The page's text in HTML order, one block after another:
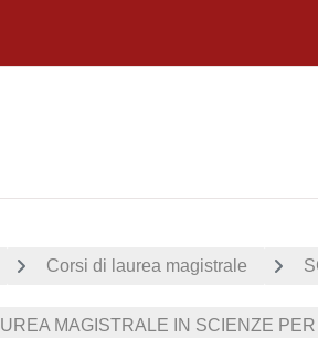
Corsi di laurea magistrale
MAGISTRALE IN SCIENZE